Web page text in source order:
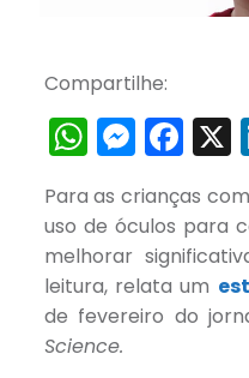
Compartilhe:
Para as crianças
uso de óculos para
melhorar
leitura, relata um
de fevereiro do
Science.